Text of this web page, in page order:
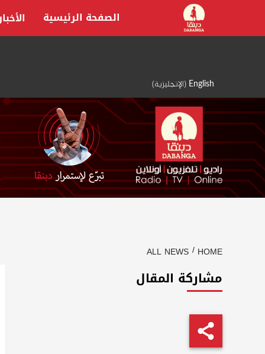
content
English
(الإنجليزية)
الصفحة الرئيسية
HOME
ALL NEWS
مشاركة المقال